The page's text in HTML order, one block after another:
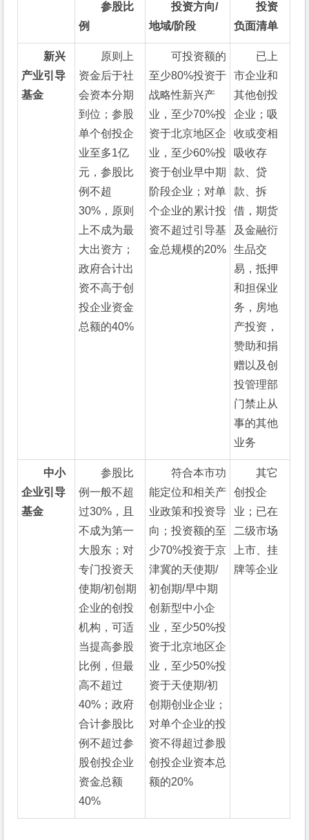
参股比
例
投资方向/
地域/阶段
投资
负面清单
新兴
产业引导
基金
原则上
资金后于社
会资本分期
到位；参股
单个创投企
业至多1亿
元，参股比
例不超
30%，原则
上不成为最
大出资方；
政府合计出
资不高于创
投企业资金
总额的40%
可投资额的
至少80%投资于
战略性新兴产
业，至少70%投
资于北京地区企
业，至少60%投
资于创业早中期
阶段企业；对单
个企业的累计投
资不超过引导基
金总规模的20%
已上
市企业和
其他创投
企业；吸
收或变相
吸收存
款、贷
款、拆
借，期货
及金融衍
生品交
易，抵押
和担保业
务，房地
产投资，
赞助和捐
赠以及创
投管理部
门禁止从
事的其他
业务
中小
企业引导
基金
参股比
例一般不超
过30%，且
不成为第一
大股东；对
专门投资天
使期/初创期
企业的创投
机构，可适
当提高参股
比例，但最
高不超过
40%；政府
合计参股比
例不超过参
股创投企业
资金总额
40%
符合本市功
能定位和相关产
业政策和投资导
向；投资额的至
少70%投资于京
津冀的天使期/
初创期/早中期
创新型中小企
业，至少50%投
资于北京地区企
业，至少50%投
资于天使期/初
创期创业企业；
对单个企业的投
资不得超过参股
创投企业资本总
额的20%
其它
创投企
业；已在
二级市场
上市、挂
牌等企业